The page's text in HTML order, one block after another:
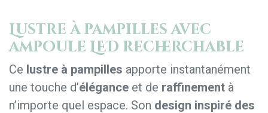
Lustre à pampilles avec
ampoule LED recherchable
Ce lustre à pampilles apporte instantanément
une touche d’élégance et de raffinement à
n’importe quel espace. Son design inspiré des